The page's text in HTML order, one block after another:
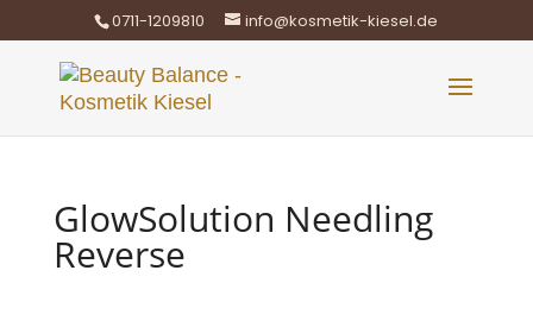
0711-1209810 info@kosmetik-kiesel.de
GlowSolution Needling
Reverse